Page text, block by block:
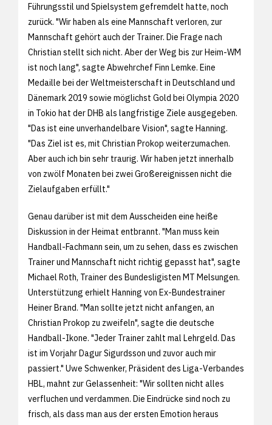
Führungsstil und Spielsystem gefremdelt hatte, noch
zurück. "Wir haben als eine Mannschaft verloren, zur
Mannschaft gehört auch der Trainer. Die Frage nach
Christian stellt sich nicht. Aber der Weg bis zur Heim-WM
ist noch lang", sagte Abwehrchef Finn Lemke. Eine
Medaille bei der Weltmeisterschaft in Deutschland und
Dänemark 2019 sowie möglichst Gold bei Olympia 2020
in Tokio hat der DHB als langfristige Ziele ausgegeben.
"Das ist eine unverhandelbare Vision", sagte Hanning.
"Das Ziel ist es, mit Christian Prokop weiterzumachen.
Aber auch ich bin sehr traurig. Wir haben jetzt innerhalb
von zwölf Monaten bei zwei Großereignissen nicht die
Zielaufgaben erfüllt."
Genau darüber ist mit dem Ausscheiden eine heiße
Diskussion in der Heimat entbrannt. "Man muss kein
Handball-Fachmann sein, um zu sehen, dass es zwischen
Trainer und Mannschaft nicht richtig gepasst hat", sagte
Michael Roth, Trainer des Bundesligisten MT Melsungen.
Unterstützung erhielt Hanning von Ex-Bundestrainer
Heiner Brand. "Man sollte jetzt nicht anfangen, an
Christian Prokop zu zweifeln", sagte die deutsche
Handball-Ikone. "Jeder Trainer zahlt mal Lehrgeld. Das
ist im Vorjahr Dagur Sigurdsson und zuvor auch mir
passiert." Uwe Schwenker, Präsident des Liga-Verbandes
HBL, mahnt zur Gelassenheit: "Wir sollten nicht alles
verfluchen und verdammen. Die Eindrücke sind noch zu
frisch, als dass man aus der ersten Emotion heraus